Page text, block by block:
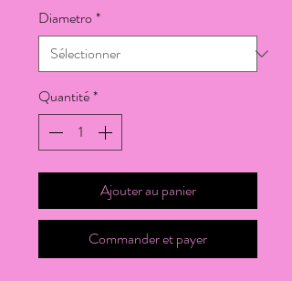
Diametro *
Quantité*
Ajouter au panier
Commander et payer